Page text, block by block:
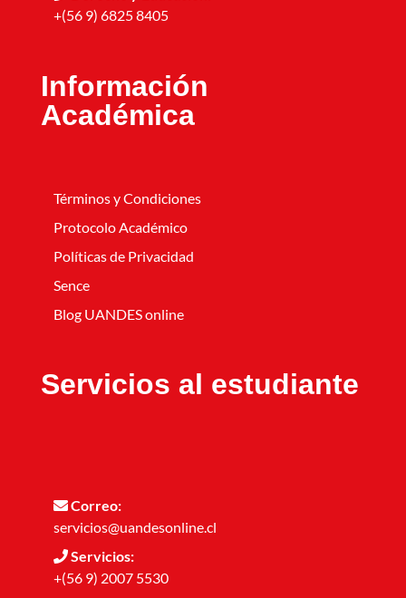
+(56 9) 6825 8405
Información
Académica
Términos y Condiciones
Protocolo Académico
Políticas de Privacidad
Sence
Blog UANDES online
Servicios al estudiante
Correo:
servicios@uandesonline.cl
Servicios:
+(56 9) 2007 5530